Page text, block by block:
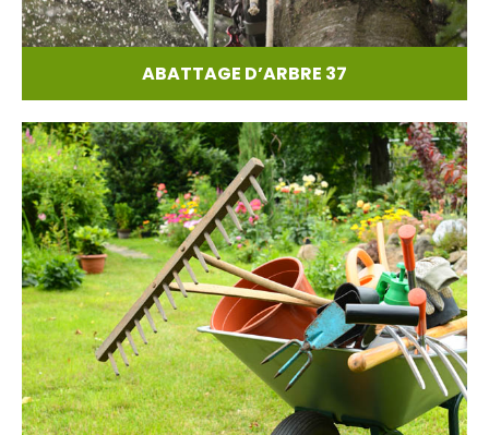
ABATTAGE D’ARBRE 37